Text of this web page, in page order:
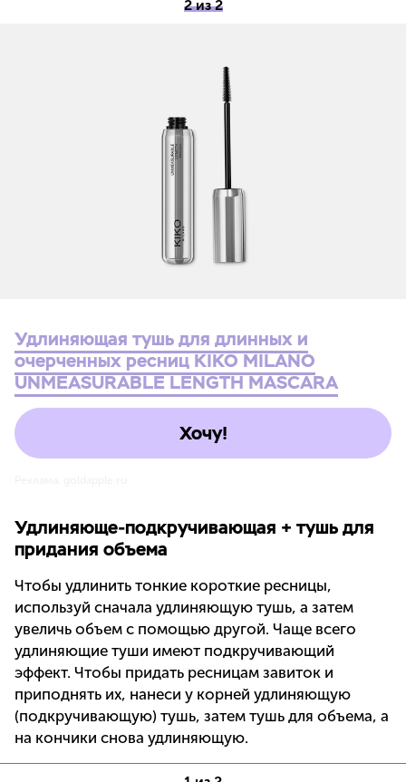
2 из 2
Удлиняющая тушь для длинных и
очерченных ресниц KIKO MILANO
UNMEASURABLE LENGTH MASCARA
Хочу!
Удлиняюще-подкручивающая + тушь для
придания объема
Чтобы удлинить тонкие короткие ресницы,
используй сначала удлиняющую тушь, а затем
увеличь объем с помощью другой. Чаще всего
удлиняющие туши имеют подкручивающий
эффект. Чтобы придать ресницам завиток и
приподнять их, нанеси у корней удлиняющую
(подкручивающую) тушь, затем тушь для объема, а
на кончики снова удлиняющую.